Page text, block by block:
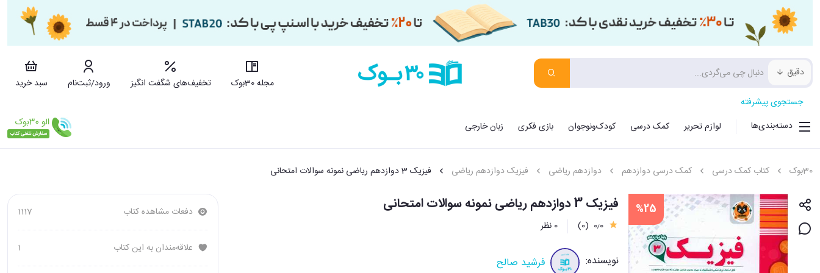
دقیق
مجله 30بوک تخفیف‌های شگفت انگیز ورود/ثبت‌نام
سبد خرید
جستجوی پیشرفته
دسته‌بندی‌ها
لوازم تحریر کمک درسی کودک‌ونوجوان بازی فکری زبان خارجی
30بوک کتاب کمک درسی کمک درسی دوازدهم دوازدهم ریاضی فیزیک دوازدهم ریاضی فیزیک 3 دوازدهم ریاضی نمونه سوالات امتحانی
%25 فیزیک 3 دوازدهم ریاضی نمونه سوالات امتحانی
0٫0 (0) 0 نظر
نویسنده: فرشید صالح
دفعات مشاهده کتاب 1117
علاقه‌مندان به این کتاب 1